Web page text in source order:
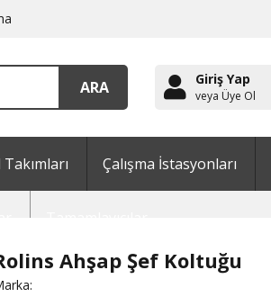
Giriş Yap
veya Üye Ol
Çalışma İstasyonları
Ahşap Şef Koltuğu